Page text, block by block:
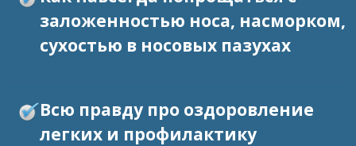
заложенностью носа, насморком,
сухостью в носовых пазухах
Всю правду про оздоровление
легких и профилактику